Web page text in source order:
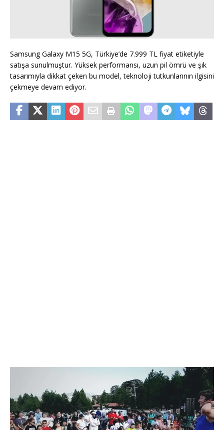
Samsung Galaxy M15 5G, Türkiye’de 7.999 TL fiyat etiketiyle
satışa sunulmuştur. Yüksek performansı, uzun pil ömrü ve şık
tasarımıyla dikkat çeken bu model, teknoloji tutkunlarının ilgisini
çekmeye devam ediyor.